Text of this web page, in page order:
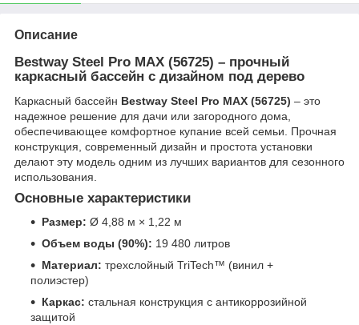
Описание
Bestway Steel Pro MAX (56725) – прочный
каркасный бассейн с дизайном под дерево
Каркасный бассейн Bestway Steel Pro MAX (56725) – это
надежное решение для дачи или загородного дома,
обеспечивающее комфортное купание всей семьи. Прочная
конструкция, современный дизайн и простота установки
делают эту модель одним из лучших вариантов для сезонного
использования.
Основные характеристики
Размер: Ø 4,88 м × 1,22 м
Объем воды (90%): 19 480 литров
Материал: трехслойный TriTech™ (винил +
полиэстер)
Каркас: стальная конструкция с антикоррозийной
защитой